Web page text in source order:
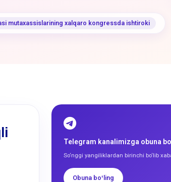
mutaxassislarining xalqaro kongressda ishtiroki
Telegram kanalimizga obuna
So‘nggi yangiliklardan birinchi bo‘lib
Obuna boʻling